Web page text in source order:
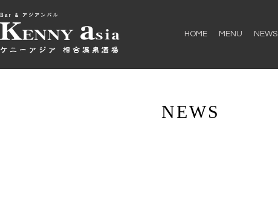
HOME MENU NEWS
NEWS